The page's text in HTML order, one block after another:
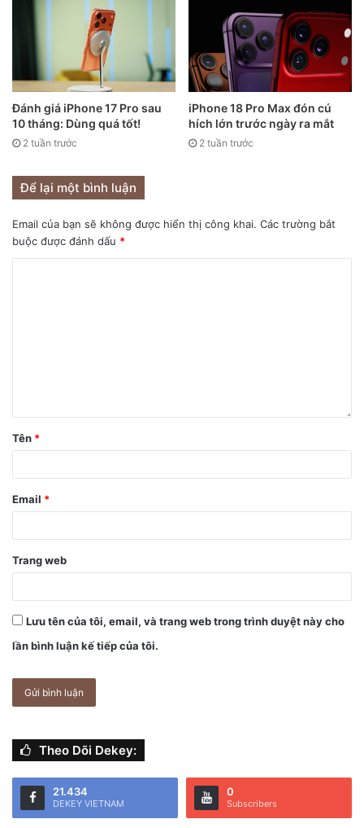
Đánh giá iPhone 17 Pro sau
10 tháng: Dùng quá tốt!
2 tuần trước
iPhone 18 Pro Max đón cú
hích lớn trước ngày ra mắt
2 tuần trước
Để lại một bình luận
Email của bạn sẽ không được hiển thị công khai. Các trường bắt
buộc được đánh dấu *
Tên *
Email *
Trang web
Lưu tên của tôi, email, và trang web trong trình duyệt này cho
lần bình luận kế tiếp của tôi.
Theo Dõi Dekey:
21.434
DEKEY VIETNAM
0
Subscribers